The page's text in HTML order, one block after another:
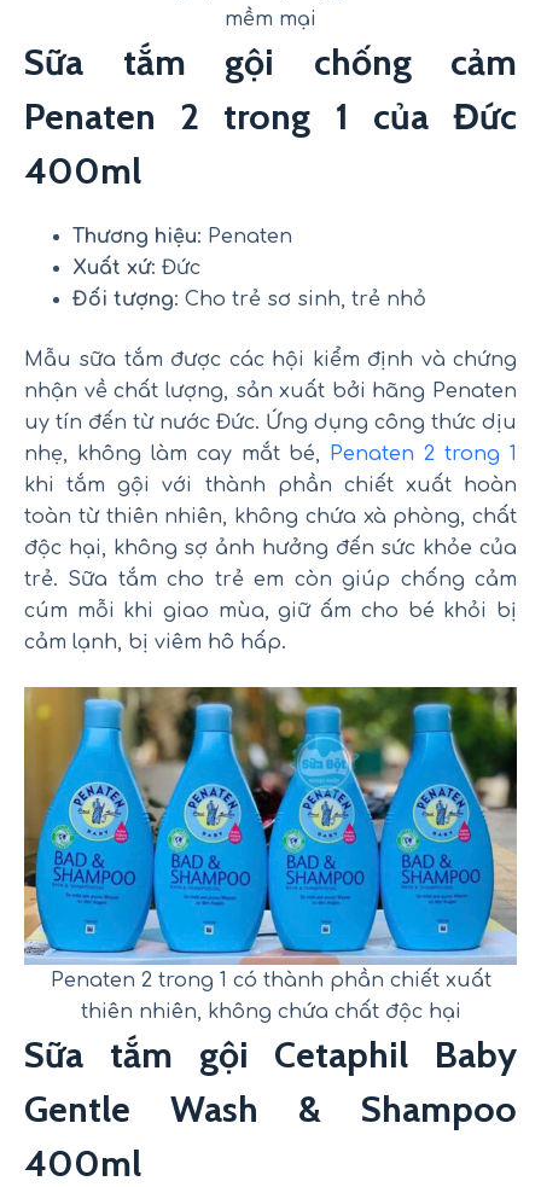
mềm mại
Sữa tắm gội chống cảm
Penaten 2 trong 1 của Đức
400ml
Thương hiệu: Penaten
Xuất xứ: Đức
Đối tượng: Cho trẻ sơ sinh, trẻ nhỏ
Mẫu sữa tắm được các hội kiểm định và chứng
nhận về chất lượng, sản xuất bởi hãng Penaten
uy tín đến từ nước Đức. Ứng dụng công thức dịu
nhẹ, không làm cay mắt bé, Penaten 2 trong 1
khi tắm gội với thành phần chiết xuất hoàn
toàn từ thiên nhiên, không chứa xà phòng, chất
độc hại, không sợ ảnh hưởng đến sức khỏe của
trẻ. Sữa tắm cho trẻ em còn giúp chống cảm
cúm mỗi khi giao mùa, giữ ấm cho bé khỏi bị
cảm lạnh, bị viêm hô hấp.
Penaten 2 trong 1 có thành phần chiết xuất
thiên nhiên, không chứa chất độc hại
Sữa tắm gội Cetaphil Baby
Gentle Wash & Shampoo
400ml